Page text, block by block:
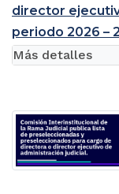
director
periodo 2026 –
Más detalles